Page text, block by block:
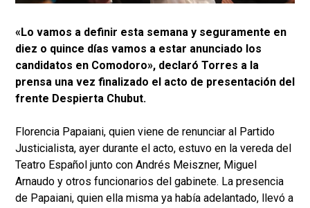
«Lo vamos a definir esta semana y seguramente en
diez o quince días vamos a estar anunciado los
candidatos en Comodoro», declaró Torres a la
prensa una vez finalizado el acto de presentación del
frente Despierta Chubut.
Florencia Papaiani, quien viene de renunciar al Partido
Justicialista, ayer durante el acto, estuvo en la vereda del
Teatro Español junto con Andrés Meiszner, Miguel
Arnaudo y otros funcionarios del gabinete. La presencia
de Papaiani, quien ella misma ya había adelantado, llevó a